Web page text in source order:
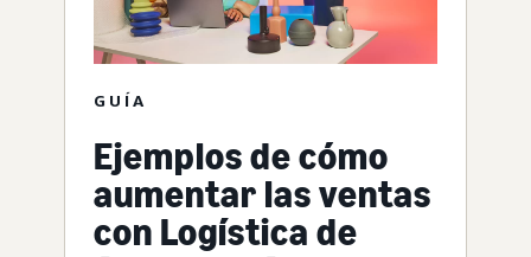
GUÍA
Ejemplos de cómo
aumentar las ventas
con Logística de